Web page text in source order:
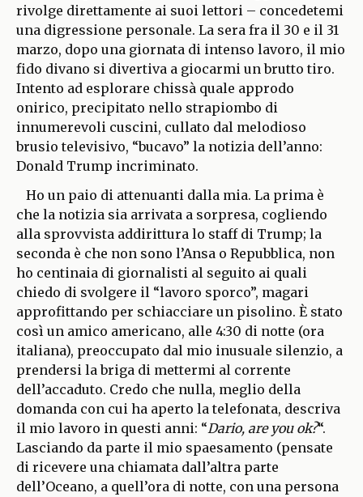
rivolge direttamente ai suoi lettori – concedetemi
una digressione personale. La sera fra il 30 e il 31
marzo, dopo una giornata di intenso lavoro, il mio
fido divano si divertiva a giocarmi un brutto tiro.
Intento ad esplorare chissà quale approdo
onirico, precipitato nello strapiombo di
innumerevoli cuscini, cullato dal melodioso
brusio televisivo, “bucavo” la notizia dell’anno:
Donald Trump incriminato.
Ho un paio di attenuanti dalla mia. La prima è
che la notizia sia arrivata a sorpresa, cogliendo
alla sprovvista addirittura lo staff di Trump; la
seconda è che non sono l’Ansa o Repubblica, non
ho centinaia di giornalisti al seguito ai quali
chiedo di svolgere il “lavoro sporco”, magari
approfittando per schiacciare un pisolino. È stato
così un amico americano, alle 4:30 di notte (ora
italiana), preoccupato dal mio inusuale silenzio, a
prendersi la briga di mettermi al corrente
dell’accaduto. Credo che nulla, meglio della
domanda con cui ha aperto la telefonata, descriva
il mio lavoro in questi anni: “Dario, are you ok?“.
Lasciando da parte il mio spaesamento (pensate
di ricevere una chiamata dall’altra parte
dell’Oceano, a quell’ora di notte, con una persona